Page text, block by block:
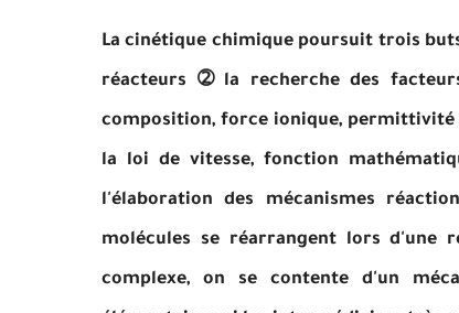
La cinétique chimique poursuit trois
réacteurs ➁ la recherche des
composition, force ionique,
la loi de vitesse, fonction
l'élaboration des mécanismes
molécules se réarrangent lors d'une
complexe, on se contente d'un